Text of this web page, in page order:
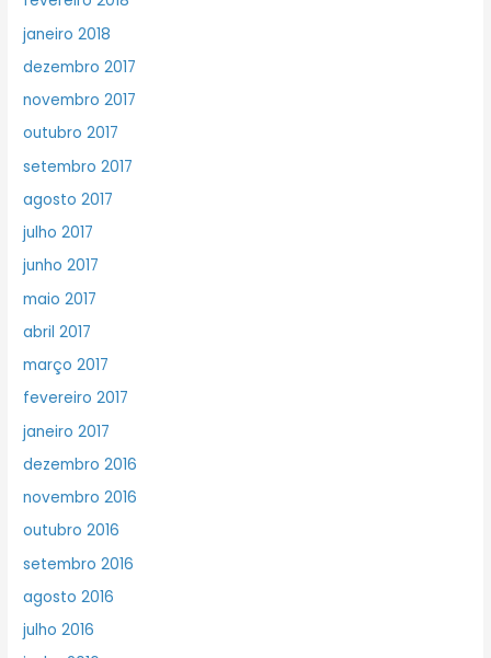
janeiro 2018
dezembro 2017
novembro 2017
outubro 2017
setembro 2017
agosto 2017
julho 2017
junho 2017
maio 2017
abril 2017
março 2017
fevereiro 2017
janeiro 2017
dezembro 2016
novembro 2016
outubro 2016
setembro 2016
agosto 2016
julho 2016